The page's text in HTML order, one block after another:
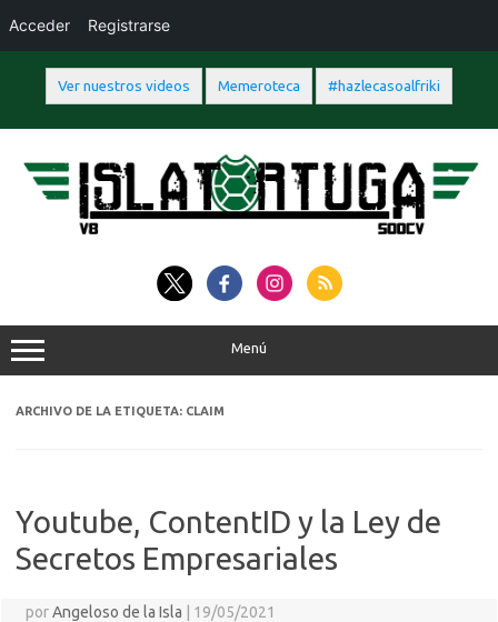
Ver nuestros videos Memeroteca #hazlecasoalfriki
Acceder Registrarse
contenido
Menú
ARCHIVO DE LA ETIQUETA: CLAIM
Youtube, ContentID y la Ley de
Secretos Empresariales
porAngeloso de la Isla 19/05/2021